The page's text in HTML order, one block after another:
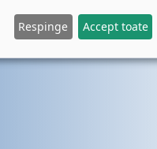
Respinge Accept toate